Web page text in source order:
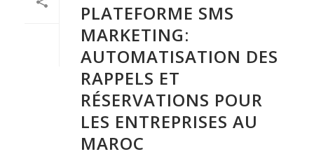
PLATEFORME SMS
MARKETING:
AUTOMATISATION DES
RAPPELS ET
RÉSERVATIONS POUR
LES ENTREPRISES AU
MAROC